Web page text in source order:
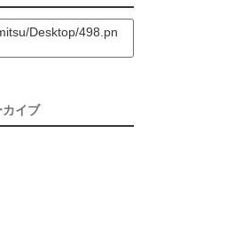
Desktop/498.pn
カイブ